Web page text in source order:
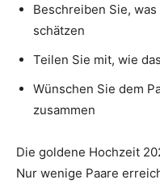
Beschreiben Sie,
schätzen
Teilen Sie mit, wie
Wünschen Sie dem
zusammen
Die goldene Hochzeit
Nur wenige Paare